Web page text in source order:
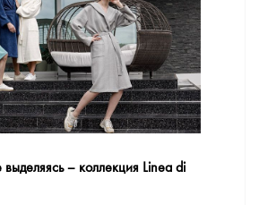
выделяясь – коллекция Linea di